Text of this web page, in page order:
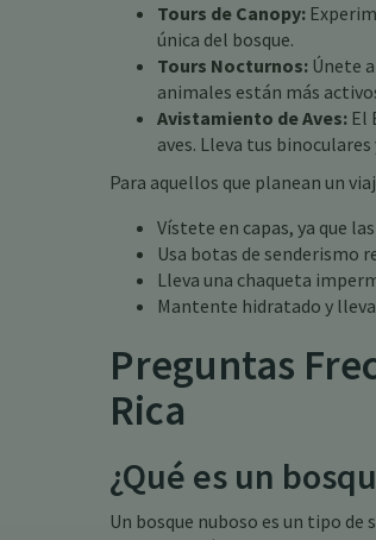
Tours de Canopy:
única del bosque.
Tours Nocturnos: Únete
animales están más
Avistamiento de Aves: El
aves. Lleva tus
Para aquellos que planean un
Vístete en capas, ya que
Usa botas de senderismo
Lleva una chaqueta
Mantente hidratado y
Preguntas
Rica
¿Qué es un
Un bosque nuboso es un tipo